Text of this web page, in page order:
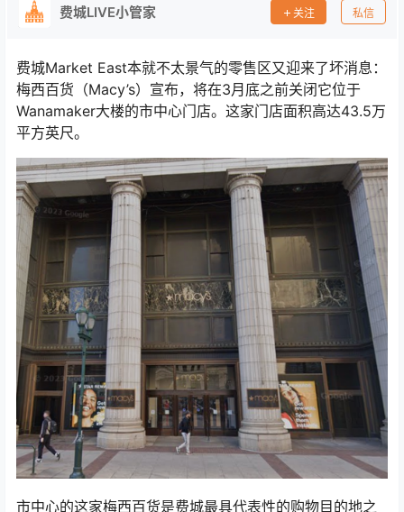
费城LIVE小管家 关注 私信
费城Market East本就不太景气的零售区又迎来了坏消息：
梅西百货（Macy’s）宣布，将在3月底之前关闭它位于
Wanamaker大楼的市中心门店。这家门店面积高达43.5万
平方英尺。
市中心的这家梅西百货是费城最具代表性的购物目的地之